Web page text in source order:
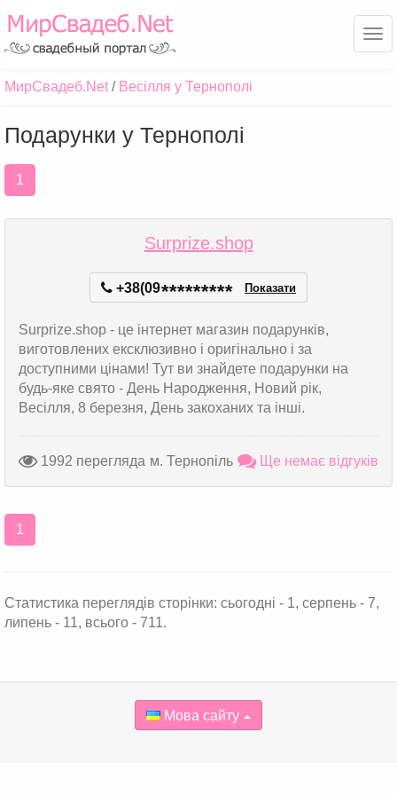
МирСвадеб.Net Весілля у Тернополі
Подарунки у Тернополі
1
Surprize.shop
+38(09********* Показати
Surprize.shop - це інтернет магазин подарунків,
виготовлених ексклюзивно і оригінально і за
доступними цінами! Тут ви знайдете подарунки на
будь-яке свято - День Народження, Новий рік,
Весілля, 8 березня, День закоханих та інші.
1992 перегляда м. Тернопіль Ще немає відгуків
1
Статистика переглядів сторінки: сьогодні - 1, серпень - 7,
липень - 11, всього - 711.
Мова сайту